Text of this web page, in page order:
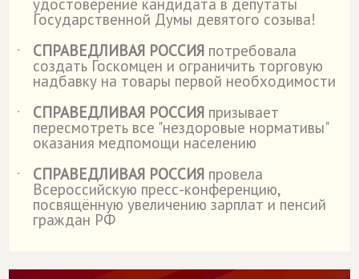
удостоверение кандидата в депутаты
Государственной Думы девятого созыва!
˙
СПРАВЕДЛИВАЯ РОССИЯ потребовала
создать Госкомцен и ограничить торговую
надбавку на товары первой необходимости
˙
СПРАВЕДЛИВАЯ РОССИЯ призывает
пересмотреть все "нездоровые нормативы"
оказания медпомощи населению
˙
СПРАВЕДЛИВАЯ РОССИЯ провела
Всероссийскую пресс-конференцию,
посвящённую увеличению зарплат и пенсий
граждан РФ